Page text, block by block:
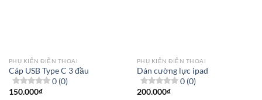
PHỤ KIỆN ĐIỆN THOẠI
Cáp USB Type C 3 đầu
0 (0)
150.000₫
PHỤ KIỆN ĐIỆN THOẠI
Dán cường lực ipad
0 (0)
200.000₫